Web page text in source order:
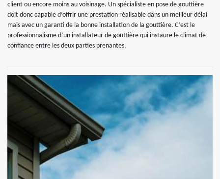
client ou encore moins au voisinage. Un spécialiste en pose de gouttière
doit donc capable d’offrir une prestation réalisable dans un meilleur délai
mais avec un garanti de la bonne installation de la gouttière. C’est le
professionnalisme d’un installateur de gouttière qui instaure le climat de
confiance entre les deux parties prenantes.